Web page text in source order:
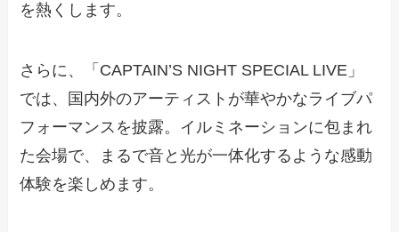
を熱くします。
さらに、「CAPTAIN’S NIGHT SPECIAL LIVE」
では、国内外のアーティストが華やかなライブパ
フォーマンスを披露。イルミネーションに包まれ
た会場で、まるで音と光が一体化するような感動
体験を楽しめます。